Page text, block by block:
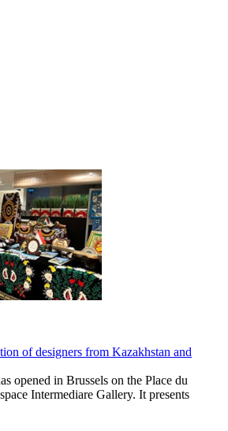
of designers from Kazakhstan and
opened in Brussels on the Place du
Intermediare Gallery. It presents